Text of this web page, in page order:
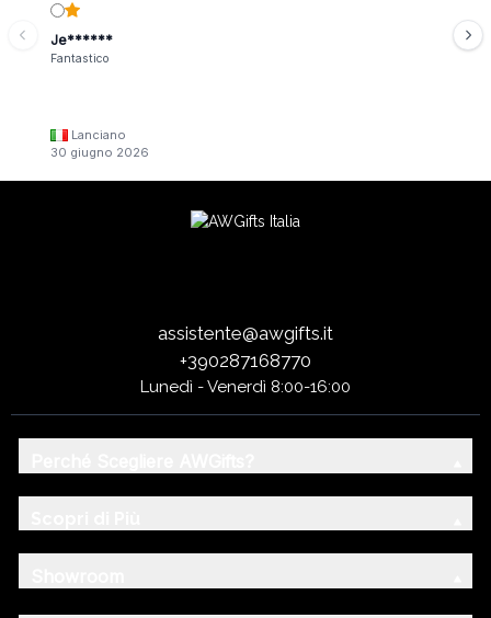
Je******
Fantastico
Lanciano
30 giugno 2026
assistente@awgifts.it
+390287168770
Lunedì - Venerdì 8:00-16:00